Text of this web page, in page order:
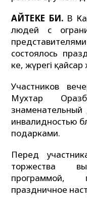
АЙТЕКЕ БИ. В
людей с
состоялось
кең, жүрегі
Участников
Мухтар
инвалидностью
подарками.
Перед
торжества
программой,
праздничное